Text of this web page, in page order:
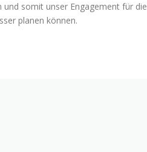
somit unser Engagement für die
planen können.